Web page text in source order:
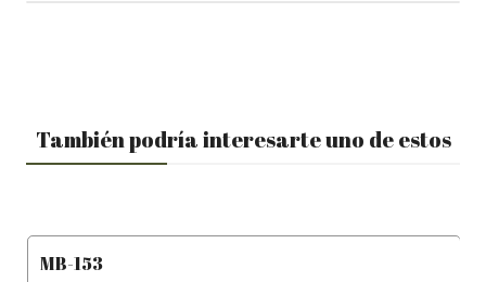
También podría interesarte uno de estos
MB-153